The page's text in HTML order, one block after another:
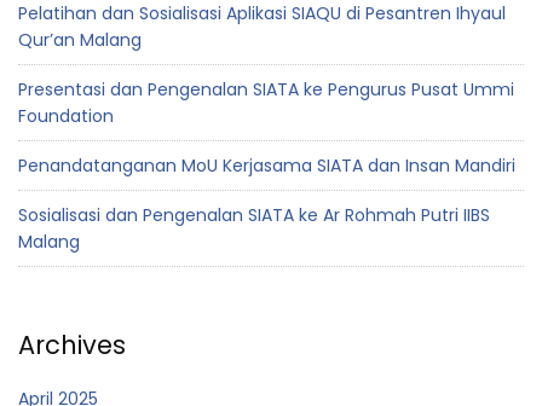
Pelatihan dan Sosialisasi Aplikasi SIAQU di Pesantren Ihyaul
Qur’an Malang
Presentasi dan Pengenalan SIATA ke Pengurus Pusat Ummi
Foundation
Penandatanganan MoU Kerjasama SIATA dan Insan Mandiri
Sosialisasi dan Pengenalan SIATA ke Ar Rohmah Putri IIBS
Malang
Archives
April 2025